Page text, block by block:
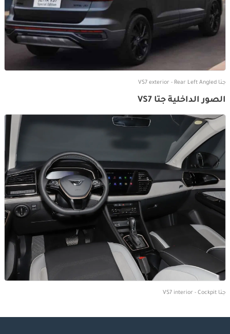
جتا VS7 exterior - Rear Left Angled
الصور الداخلية جتا VS7
جتا VS7 interior - Cockpit